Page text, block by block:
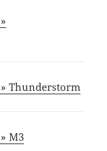
Thunderstorm
M3